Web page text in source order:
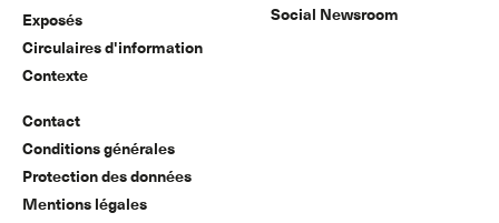
Exposés
Circulaires d'information
Contexte
Social Newsroom
Contact
Conditions générales
Protection des données
Mentions légales